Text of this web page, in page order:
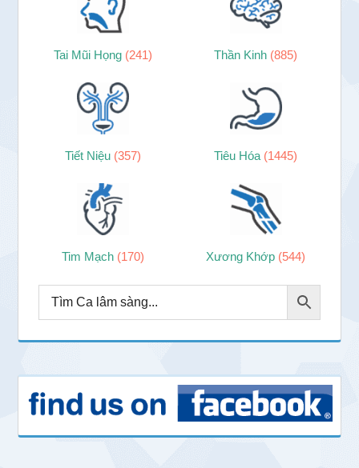
Tai Mũi Họng (241) Thần Kinh (885)
Tiết Niệu (357) Tiêu Hóa (1445)
Tim Mạch (170) Xương Khớp (544)